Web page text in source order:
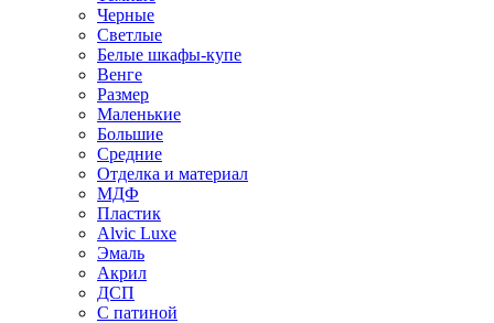
Черные
Светлые
Белые шкафы-купе
Венге
Размер
Маленькие
Большие
Средние
Отделка и материал
МДФ
Пластик
Alvic Luxe
Эмаль
Акрил
ДСП
С патиной